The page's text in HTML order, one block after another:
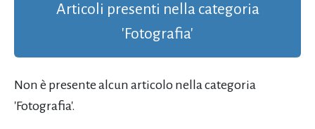
Articoli presenti nella categoria
'Fotografia'
Non è presente alcun articolo nella categoria
'Fotografia'.